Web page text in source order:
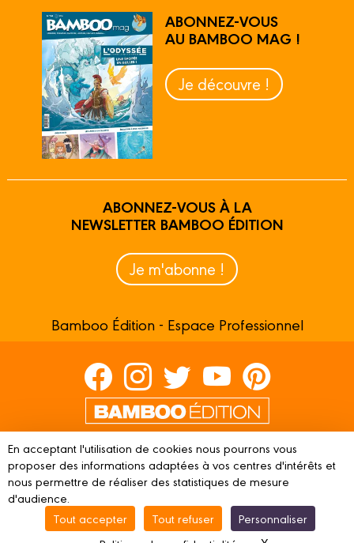
ABONNEZ-VOUS
AU BAMBOO MAG !
Je découvre !
ABONNEZ-VOUS À LA
NEWSLETTER BAMBOO ÉDITION
Je m'abonne !
Bamboo Édition - Espace Professionnel
Contactez-nous
Devenir partenaire
© 2023 BAMBOO ÉDITION Mentions légales
Conditions
En acceptant l'utilisation de cookies nous pourrons vous
proposer des informations adaptées à vos centres d'intérêts et
nous permettre de réaliser des statistiques de mesure
d'audience.
Tout accepter
Tout refuser
Personnaliser